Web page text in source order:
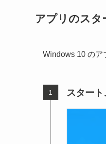
アプリのスタ
Windows 10 のア
スター